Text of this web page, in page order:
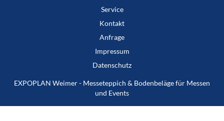
Service
Kontakt
Anfrage
Impressum
Datenschutz
EXPOPLAN Weimer - Messeteppich & Bodenbeläge für Messen
und Events